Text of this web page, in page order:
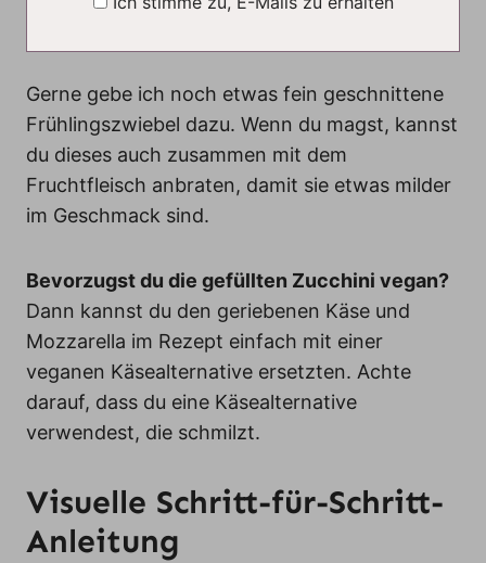
Gerne gebe ich noch etwas fein geschnittene
Frühlingszwiebel dazu. Wenn du magst, kannst
du dieses auch zusammen mit dem
Fruchtfleisch anbraten, damit sie etwas milder
im Geschmack sind.
Bevorzugst du die gefüllten Zucchini vegan?
Dann kannst du den geriebenen Käse und
Mozzarella im Rezept einfach mit einer
veganen Käsealternative ersetzten. Achte
darauf, dass du eine Käsealternative
verwendest, die schmilzt.
Visuelle Schritt-für-Schritt-
Anleitung